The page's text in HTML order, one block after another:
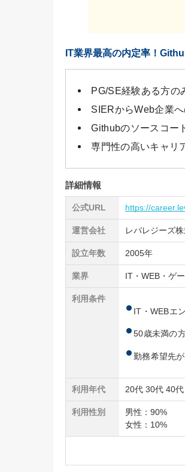
IT業界最高の内定率！
PG/SE経験ある方の
SIERからWeb企業
Githubのソースコー
専門性の高いキャリ
詳細情報
公式URL https://
運営会社 レバレジーズ
設立年数 2005年
業界 IT・WEB・ゲ
利用条件
IT・WEBエ
50歳未満の
勤務希望先
利用年代 20代 30代 40代
利用性別
男性：90%
女性：10%